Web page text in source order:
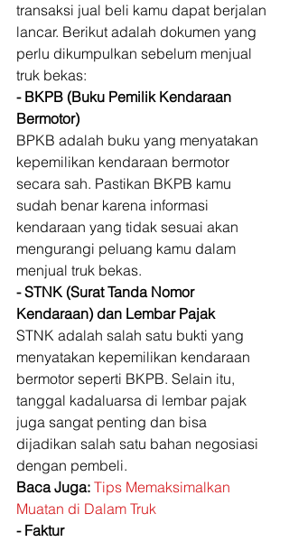
transaksi jual beli kamu dapat berjalan
lancar. Berikut adalah dokumen yang
perlu dikumpulkan sebelum menjual
truk bekas:
- BKPB (Buku Pemilik Kendaraan
Bermotor)
BPKB adalah buku yang menyatakan
kepemilikan kendaraan bermotor
secara sah. Pastikan BKPB kamu
sudah benar karena informasi
kendaraan yang tidak sesuai akan
mengurangi peluang kamu dalam
menjual truk bekas.
- STNK (Surat Tanda Nomor
Kendaraan) dan Lembar Pajak
STNK adalah salah satu bukti yang
menyatakan kepemilikan kendaraan
bermotor seperti BKPB. Selain itu,
tanggal kadaluarsa di lembar pajak
juga sangat penting dan bisa
dijadikan salah satu bahan negosiasi
dengan pembeli.
Baca Juga: Tips Memaksimalkan
Muatan di Dalam Truk
- Faktur